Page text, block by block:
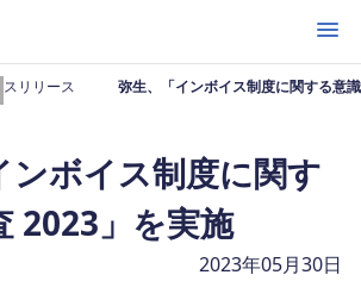
開く
スリリース 弥生、「インボイス制度に関する意
ンボイス制度に関す
2023」を実施
2023年05月30日